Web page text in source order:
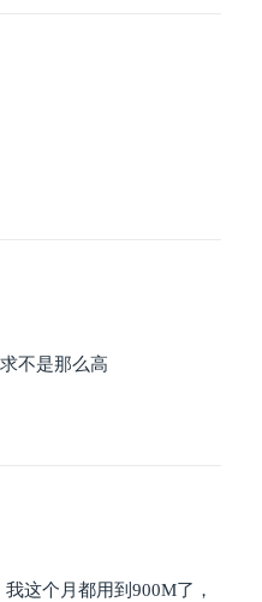
不是那么高
这个月都用到900M了，